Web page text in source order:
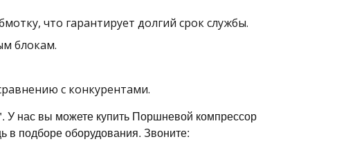
что гарантирует долгий срок службы.
блокам.
с конкурентами.
вы можете купить Поршневой компрессор
подборе оборудования. Звоните: